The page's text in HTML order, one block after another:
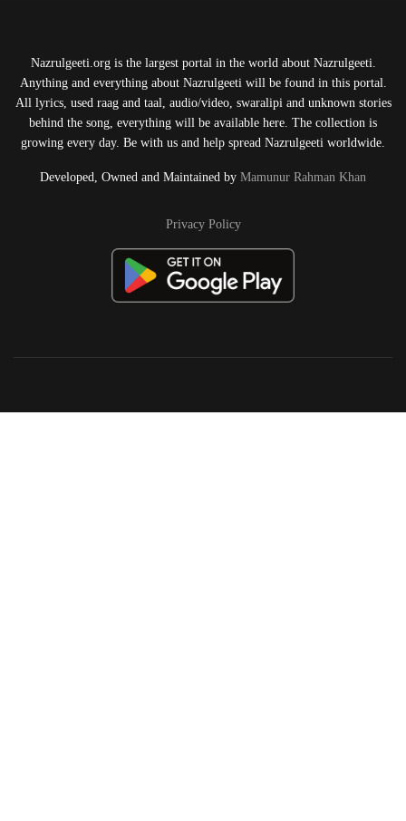
Nazrulgeeti.org is the largest portal in the world about Nazrulgeeti.
Anything and everything about Nazrulgeeti will be found in this portal.
All lyrics, used raag and taal, audio/video, swaralipi and unknown stories
behind the song, everything will be available here. The collection is
growing every day. Be with us and help spread Nazrulgeeti worldwide.
Developed, Owned and Maintained by Mamunur Rahman Khan
Privacy Policy